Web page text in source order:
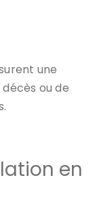
une
ou de
en